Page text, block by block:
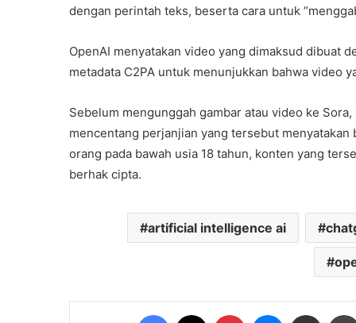
dengan perintah teks, beserta cara untuk
OpenAI menyatakan video yang dimaksud dibuat
metadata C2PA untuk menunjukkan bahwa video
Sebelum mengunggah gambar atau video ke
mencentang perjanjian yang tersebut
orang pada bawah usia 18 tahun, konten yang
berhak cipta.
artificial intelligence ai